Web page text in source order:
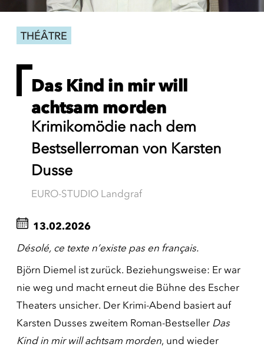
THÉÂTRE
Das Kind in mir will
achtsam morden
Krimikomödie nach dem
Bestsellerroman von Karsten
Dusse
EURO-STUDIO Landgraf
13.02.2026
Désolé, ce texte n’existe pas en français.
Björn Diemel ist zurück. Beziehungsweise: Er war
nie weg und macht erneut die Bühne des Escher
Theaters unsicher. Der Krimi-Abend basiert auf
Karsten Dusses zweitem Roman-Bestseller Das
Kind in mir will achtsam morden, und wieder